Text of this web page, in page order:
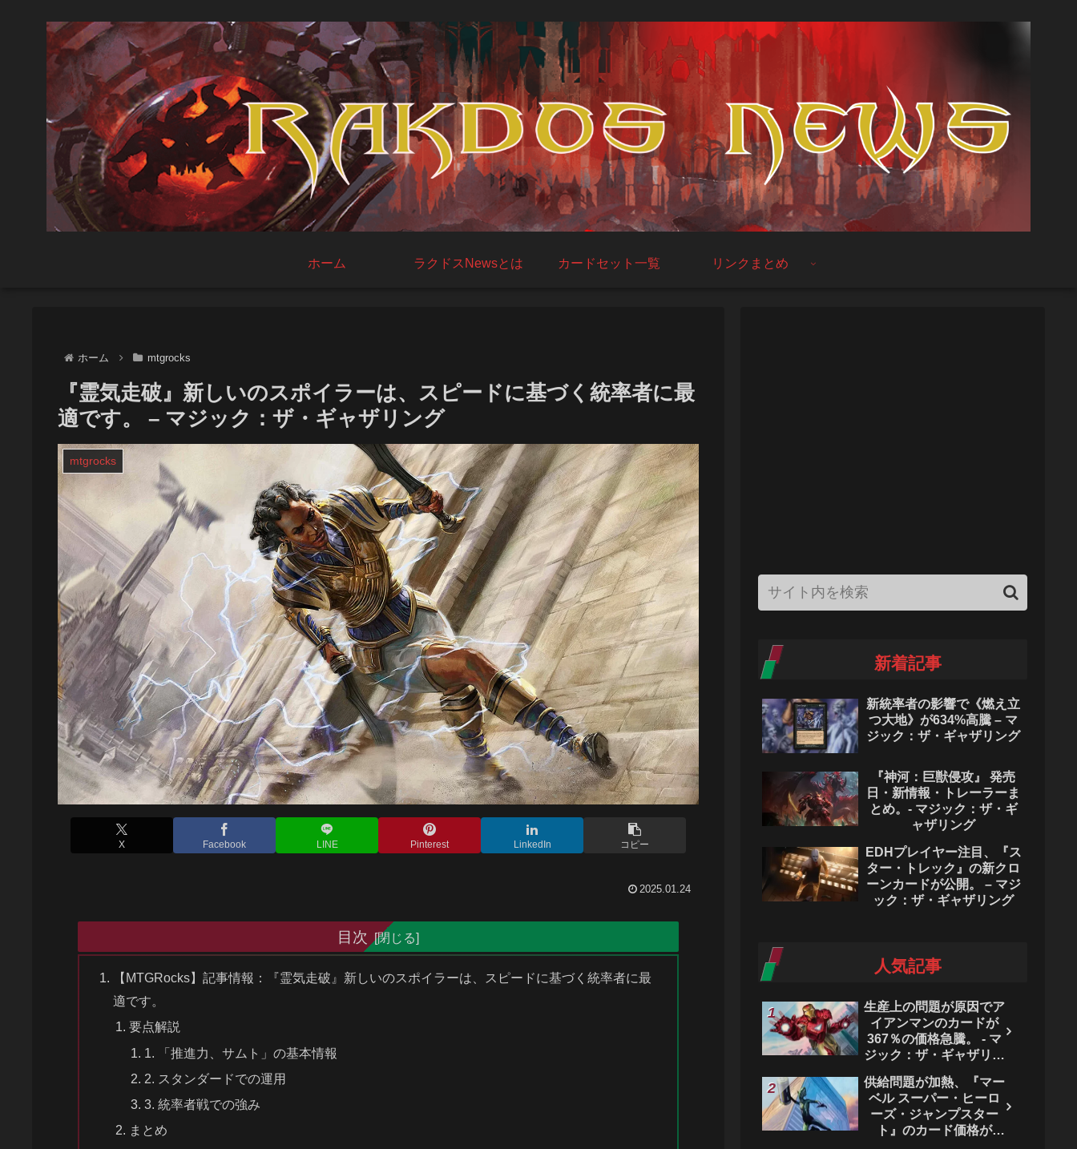
ホーム ラクドスNewsとは カードセット一覧 リンクまとめ
ホーム mtgrocks
『霊気走破』新しいのスポイラーは、スピードに基づく統率者に最
適です。 – マジック：ザ・ギャザリング
mtgrocks
X Facebook LINE Pinterest LinkedIn コピー
2025.01.24
目次
【MTGRocks】記事情報：『霊気走破』新しいのスポイラーは、スピードに基づく統率者に最
適です。
要点解説
1. 「推進力、サムト」の基本情報
2. スタンダードでの運用
3. 統率者戦での強み
まとめ
新着記事
新統率者の影響で《燃え立
つ大地》が634%高騰 – マ
ジック：ザ・ギャザリング
『神河：巨獣侵攻』 発売
日・新情報・トレーラーま
とめ。- マジック：ザ・ギ
ャザリング
EDHプレイヤー注目、『ス
ター・トレック』の新クロ
ーンカードが公開。 – マジ
ック：ザ・ギャザリング
人気記事
生産上の問題が原因でア
イアンマンのカードが
367％の価格急騰。 - マ
ジック：ザ・ギャザリン
供給問題が加熱、『マー
ベル スーパー・ヒーロ
ーズ・ジャンプスター
ト』のカード価格が